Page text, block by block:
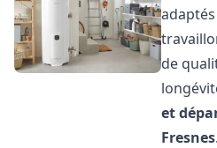
de
et
Fresnes